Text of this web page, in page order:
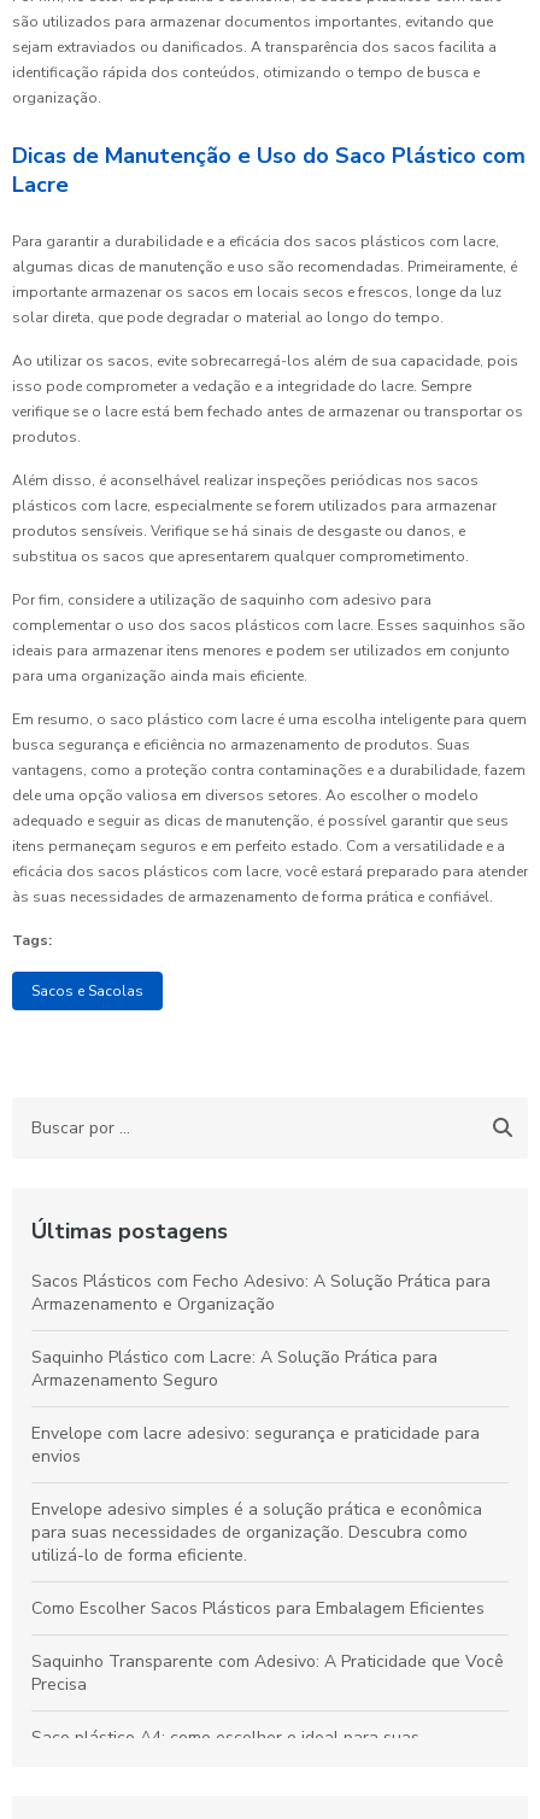
são utilizados para armazenar documentos importantes, evitando que
sejam extraviados ou danificados. A transparência dos sacos facilita a
identificação rápida dos conteúdos, otimizando o tempo de busca e
organização.
Dicas de Manutenção e Uso do Saco Plástico com
Lacre
Para garantir a durabilidade e a eficácia dos sacos plásticos com lacre,
algumas dicas de manutenção e uso são recomendadas. Primeiramente, é
importante armazenar os sacos em locais secos e frescos, longe da luz
solar direta, que pode degradar o material ao longo do tempo.
Ao utilizar os sacos, evite sobrecarregá-los além de sua capacidade, pois
isso pode comprometer a vedação e a integridade do lacre. Sempre
verifique se o lacre está bem fechado antes de armazenar ou transportar os
produtos.
Além disso, é aconselhável realizar inspeções periódicas nos sacos
plásticos com lacre, especialmente se forem utilizados para armazenar
produtos sensíveis. Verifique se há sinais de desgaste ou danos, e
substitua os sacos que apresentarem qualquer comprometimento.
Por fim, considere a utilização de saquinho com adesivo para
complementar o uso dos sacos plásticos com lacre. Esses saquinhos são
ideais para armazenar itens menores e podem ser utilizados em conjunto
para uma organização ainda mais eficiente.
Em resumo, o saco plástico com lacre é uma escolha inteligente para quem
busca segurança e eficiência no armazenamento de produtos. Suas
vantagens, como a proteção contra contaminações e a durabilidade, fazem
dele uma opção valiosa em diversos setores. Ao escolher o modelo
adequado e seguir as dicas de manutenção, é possível garantir que seus
itens permaneçam seguros e em perfeito estado. Com a versatilidade e a
eficácia dos sacos plásticos com lacre, você estará preparado para atender
às suas necessidades de armazenamento de forma prática e confiável.
Tags:
Sacos e Sacolas
Últimas postagens
Sacos Plásticos com Fecho Adesivo: A Solução Prática para
Armazenamento e Organização
Saquinho Plástico com Lacre: A Solução Prática para
Armazenamento Seguro
Envelope com lacre adesivo: segurança e praticidade para
envios
Envelope adesivo simples é a solução prática e econômica
para suas necessidades de organização. Descubra como
utilizá-lo de forma eficiente.
Como Escolher Sacos Plásticos para Embalagem Eficientes
Saquinho Transparente com Adesivo: A Praticidade que Você
Precisa
Saco plástico A4: como escolher o ideal para suas